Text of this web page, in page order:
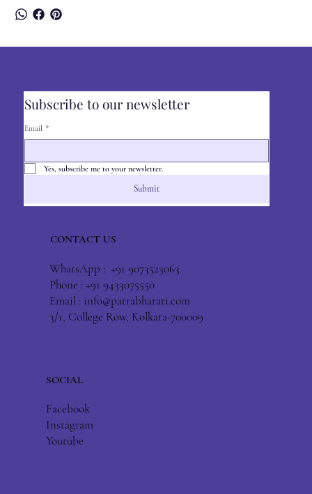
Subscribe to our newsletter
Email *
Yes, subscribe me to your newsletter.
Submit
CONTACT US
WhatsApp : +91 9073523063
Phone : +91 9433075550
Email : info@patrabharati.com
3/1, College Row, Kolkata-700009
SOCIAL
Facebook
Instagram
Youtube